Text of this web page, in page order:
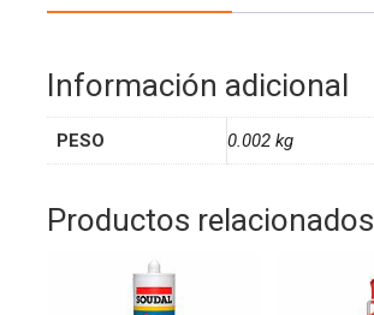
ARTECOLA
cantidad
i
e
:
Información adicional
PESO 0.002 kg
Productos relacionados